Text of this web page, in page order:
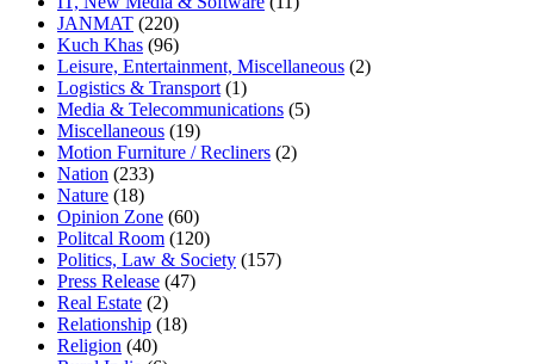
JANMAT (220)
Kuch Khas (96)
Leisure, Entertainment, Miscellaneous (2)
Logistics & Transport (1)
Media & Telecommunications (5)
Miscellaneous (19)
Motion Furniture / Recliners (2)
Nation (233)
Nature (18)
Opinion Zone (60)
Politcal Room (120)
Politics, Law & Society (157)
Press Release (47)
Real Estate (2)
Relationship (18)
Religion (40)